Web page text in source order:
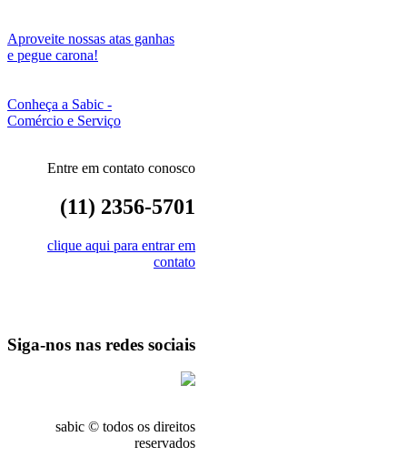
Aproveite nossas atas ganhas
e pegue carona!
Conheça a Sabic -
Comércio e Serviço
Entre em contato conosco
(11) 2356-5701
clique aqui para entrar em
contato
Siga-nos nas redes sociais
sabic © todos os direitos
reservados